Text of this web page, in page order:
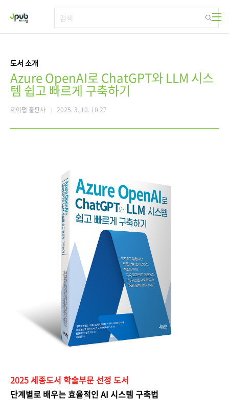
도서 소개
Azure OpenAI로 ChatGPT와 LLM 시스
템 쉽고 빠르게 구축하기
제이펍 출판사 2025. 3. 10. 10:27
2025 세종도서 학술부문 선정 도서
단계별로 배우는 효율적인 AI 시스템 구축법